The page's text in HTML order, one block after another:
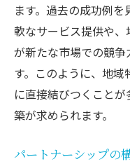
ます。過去の成功例
軟なサービス提供や
が新たな市場での競
す。このように、地
に直接結びつくこと
築が求められます。
パートナーシップの